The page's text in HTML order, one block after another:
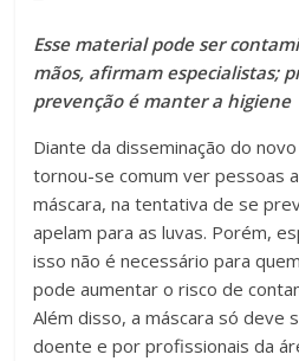
Esse material pode ser
mãos, afirmam especialistas;
prevenção é manter a higiene
Diante da disseminação do
tornou-se comum ver pessoas
máscara, na tentativa de se
apelam para as luvas. Porém,
isso não é necessário para
pode aumentar o risco de
Além disso, a máscara só deve
doente e por profissionais da